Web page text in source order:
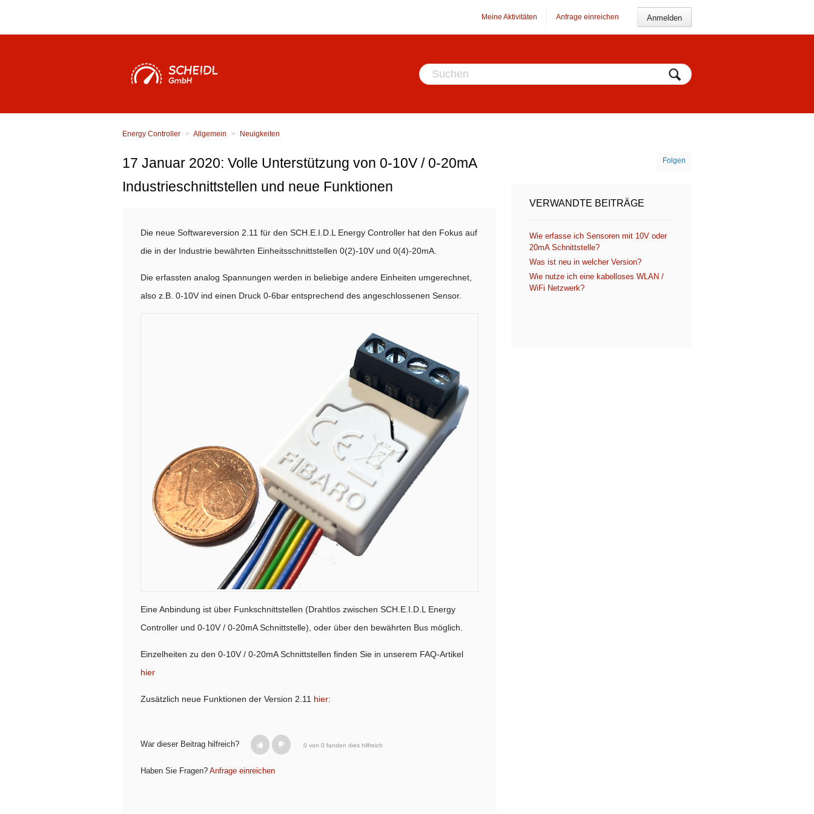
Anmelden
Anfrage einreichen
Meine Aktivitäten
Energy Controller Allgemein Neuigkeiten
Folgen
17 Januar 2020: Volle Unterstützung von 0-10V / 0-20mA
Industrieschnittstellen und neue Funktionen
Die neue Softwareversion 2.11 für den SCH.E.I.D.L Energy Controller hat den Fokus auf
die in der Industrie bewährten Einheitsschnittstellen 0(2)-10V und 0(4)-20mA.
Die erfassten analog Spannungen werden in beliebige andere Einheiten umgerechnet,
also z.B. 0-10V ind einen Druck 0-6bar entsprechend des angeschlossenen Sensor.
Eine Anbindung ist über Funkschnittstellen (Drahtlos zwischen SCH.E.I.D.L Energy
Controller und 0-10V / 0-20mA Schnittstelle), oder über den bewährten Bus möglich.
Einzelheiten zu den 0-10V / 0-20mA Schnittstellen finden Sie in unserem FAQ-Artikel
hier
Zusätzlich neue Funktionen der Version 2.11 hier:
War dieser Beitrag hilfreich? 0 von 0 fanden dies hilfreich
Haben Sie Fragen? Anfrage einreichen
VERWANDTE BEITRÄGE
Wie erfasse ich Sensoren mit 10V oder
20mA Schnittstelle?
Was ist neu in welcher Version?
Wie nutze ich eine kabelloses WLAN /
WiFi Netzwerk?